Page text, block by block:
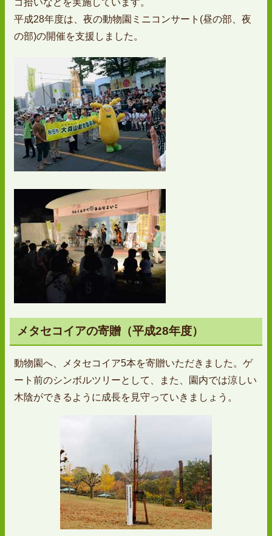
平成28年度は、夜の動物園ミニコンサート(昼の部、夜
の部)の開催を支援しました。
メタセコイアの寄贈（平成28年度）
動物園へ、メタセコイア5本を寄贈いただきました。ゲ
ート前のシンボルツリーとして、また、園内では涼しい
木陰ができるように成長を見守っていきましょう。